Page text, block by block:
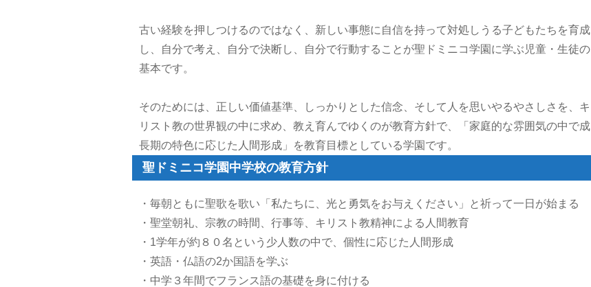
古い経験を押しつけるのではなく、新しい事態に自信を持って対処しうる子どもたちを育成
し、自分で考え、自分で決断し、自分で行動することが聖ドミニコ学園に学ぶ児童・生徒の
基本です。
そのためには、正しい価値基準、しっかりとした信念、そして人を思いやるやさしさを、キ
リスト教の世界観の中に求め、教え育んでゆくのが教育方針で、「家庭的な雰囲気の中で成
長期の特色に応じた人間形成」を教育目標としている学園です。
聖ドミニコ学園中学校の教育方針
・毎朝ともに聖歌を歌い「私たちに、光と勇気をお与えください」と祈って一日が始まる
・聖堂朝礼、宗教の時間、行事等、キリスト教精神による人間教育
・1学年が約８０名という少人数の中で、個性に応じた人間形成
・英語・仏語の2か国語を学ぶ
・中学３年間でフランス語の基礎を身に付ける